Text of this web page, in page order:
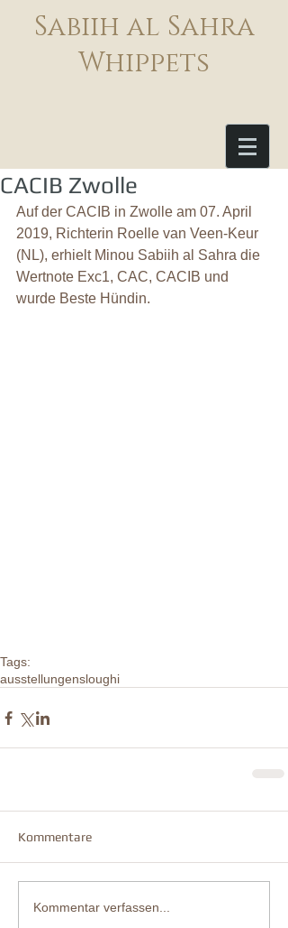
Sabiih al Sahra
Whippets
CACIB Zwolle
Auf der CACIB in Zwolle am 07. April
2019, Richterin Roelle van Veen-Keur
(NL), erhielt Minou Sabiih al Sahra die
Wertnote Exc1, CAC, CACIB und
wurde Beste Hündin.
Tags:
ausstellungensloughi
Kommentare
Kommentar verfassen...